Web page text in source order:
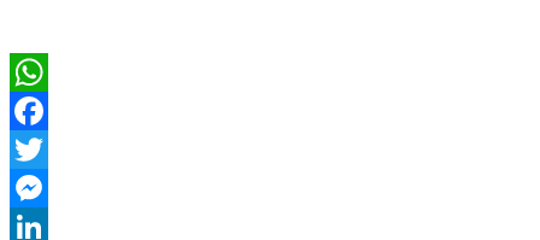
WhatsApp
Facebook
Twitter
Messenger